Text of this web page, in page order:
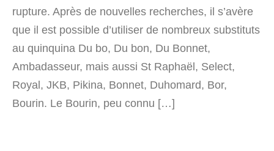
rupture. Après de nouvelles recherches, il s’avère
que il est possible d’utiliser de nombreux substituts
au quinquina Du bo, Du bon, Du Bonnet,
Ambadasseur, mais aussi St Raphaël, Select,
Royal, JKB, Pikina, Bonnet, Duhomard, Bor,
Bourin. Le Bourin, peu connu […]